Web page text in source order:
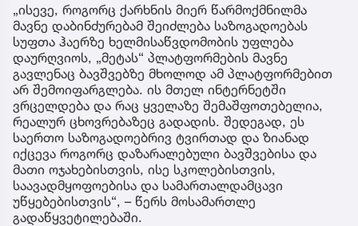
„ისევე, როგორც ქარხნის მიერ წარმოქმნილმა
მავნე დაბინძურებამ შეიძლება საზოგადოებას
სუფთა ჰაერზე ხელმისაწვდომობის უფლება
დაურღვიოს, „მეტას“ პლატფორმების მავნე
გავლენაც ბავშვებზე მხოლოდ ამ პლატფორმებით
არ შემოიფარგლება. ის მთელ ინტერნეტში
ვრცელდება და რაც ყველაზე შემაშფოთებელია,
რეალურ ცხოვრებაზეც გადადის. შედეგად, ეს
საერთო საზოგადოებრივ ტვირთად და ზიანად
იქცევა როგორც დაზარალებული ბავშვებისა და
მათი ოჯახებისთვის, ისე სკოლებისთვის,
საავადმყოფოებისა და სამართალდამცავი
უწყებებისთვის“, – წერს მოსამართლე
გადაწყვეტილებაში.